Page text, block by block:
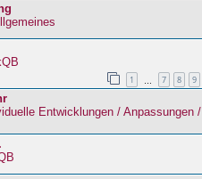
1 7 8 9
Entwicklungen / Anpassungen /